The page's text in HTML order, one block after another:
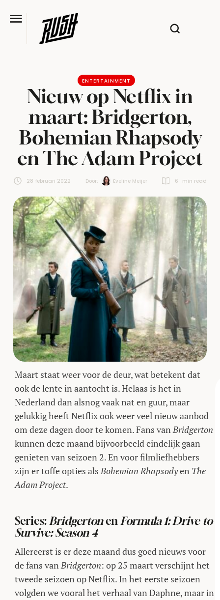
ENTERTAINMENT
Nieuw op Netflix in
maart: Bridgerton,
Bohemian Rhapsody
en The Adam Project
28 februari 2022 Door: Eveline Meijer 6 min read
Maart staat weer voor de deur, wat betekent dat
ook de lente in aantocht is. Helaas is het in
Nederland dan alsnog vaak nat en guur, maar
gelukkig heeft Netflix ook weer veel nieuw aanbod
om deze dagen door te komen. Fans vanBridgerton
kunnen deze maand bijvoorbeeld eindelijk gaan
genieten van seizoen 2. En voor filmliefhebbers
zijn er toffe opties alsBohemian Rhapsodyen The
Adam Project.
Series: Bridgertonen Formula 1: Drive to
Survive: Season 4
Allereerst is er deze maand dus goed nieuws voor
de fans vanBridgerton: op 25 maart verschijnt het
tweede seizoen op Netflix. In het eerste seizoen
volgden we vooral het verhaal van Daphne, maar in